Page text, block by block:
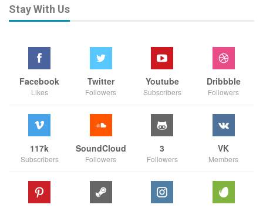
Stay With Us
Facebook
Likes
Twitter
Followers
Youtube
Subscribers
Dribbble
Followers
117k
Subscribers
SoundCloud
Followers
3
Followers
VK
Members